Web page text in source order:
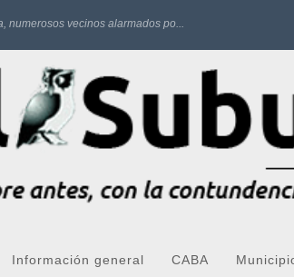
numerosos vecinos alarmados po...
Información general CABA